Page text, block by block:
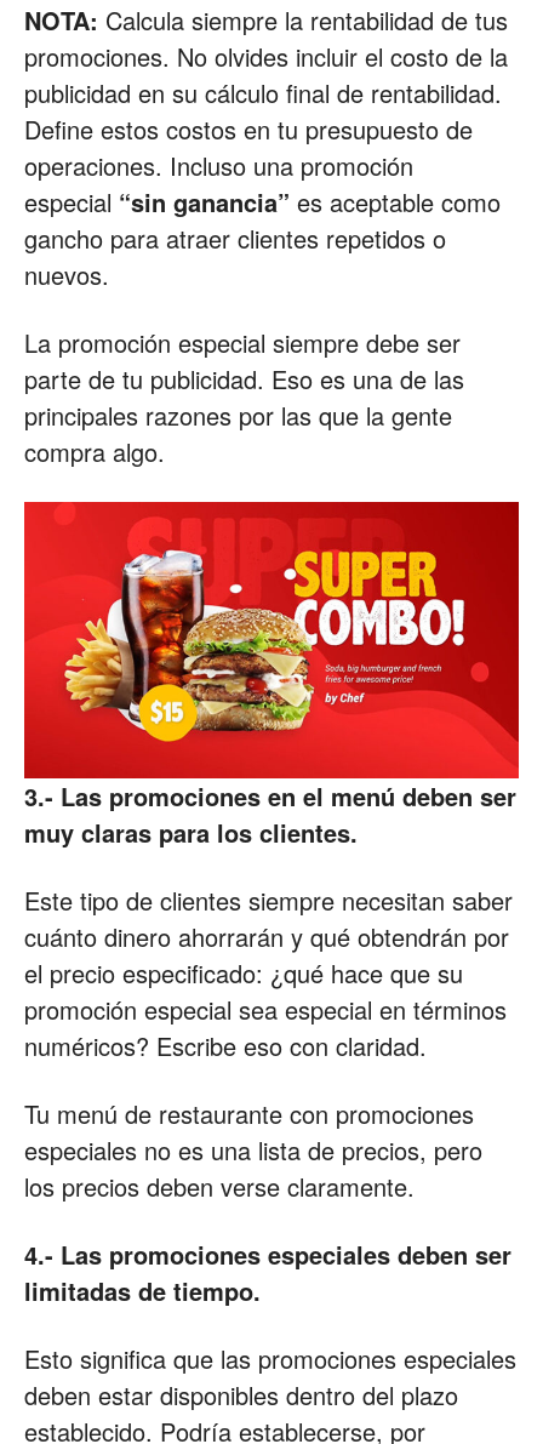
NOTA: Calcula siempre la rentabilidad de tus
promociones. No olvides incluir el costo de la
publicidad en su cálculo final de rentabilidad.
Define estos costos en tu presupuesto de
operaciones. Incluso una promoción
especial “sin ganancia” es aceptable como
gancho para atraer clientes repetidos o
nuevos.
La promoción especial siempre debe ser
parte de tu publicidad. Eso es una de las
principales razones por las que la gente
compra algo.
3.- Las promociones en el menú deben ser
muy claras para los clientes.
Este tipo de clientes siempre necesitan saber
cuánto dinero ahorrarán y qué obtendrán por
el precio especificado: ¿qué hace que su
promoción especial sea especial en términos
numéricos? Escribe eso con claridad.
Tu menú de restaurante con promociones
especiales no es una lista de precios, pero
los precios deben verse claramente.
4.- Las promociones especiales deben ser
limitadas de tiempo.
Esto significa que las promociones especiales
deben estar disponibles dentro del plazo
establecido. Podría establecerse, por